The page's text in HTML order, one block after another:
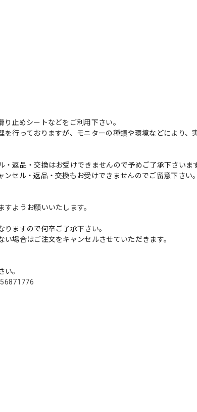
止めシートなどをご利用下さい。
行っておりますが、モニターの種類や環境などにより、
返品・交換はお受けできませんので予めご了承下さいま
セル・返品・交換もお受けできませんのでご留意下さい
ようお願いいたします。
ますので何卒ご了承下さい。
場合はご注文をキャンセルさせていただきます。
。